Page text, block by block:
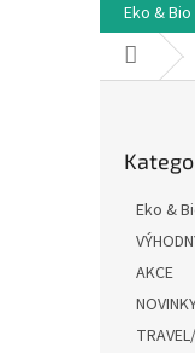
Eko & Bio
Domů
kategorie
Eko &
AKCE